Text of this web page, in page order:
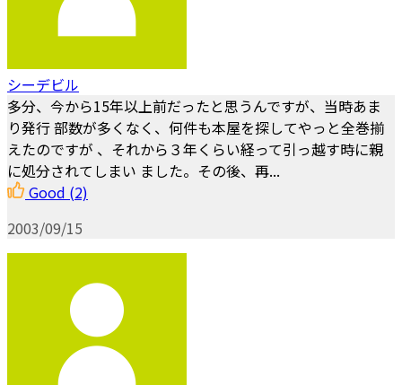
シーデビル
多分、今から15年以上前だったと思うんですが、当時あま
り発行 部数が多くなく、何件も本屋を探してやっと全巻揃
えたのですが 、それから３年くらい経って引っ越す時に親
に処分されてしまい ました。その後、再...
Good (2)
2003/09/15